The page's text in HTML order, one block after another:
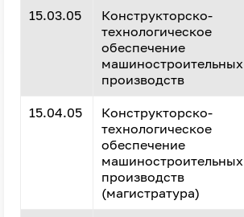
15.03.05
Конструкторско-
технологическое
обеспечение
машиностроительных
производств
15.04.05
Конструкторско-
технологическое
обеспечение
машиностроительных
производств
(магистратура)